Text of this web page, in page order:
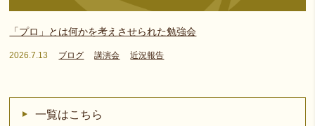
「プロ」とは何かを考えさせられた勉強会
2026.7.13 ブログ 講演会 近況報告
一覧はこちら